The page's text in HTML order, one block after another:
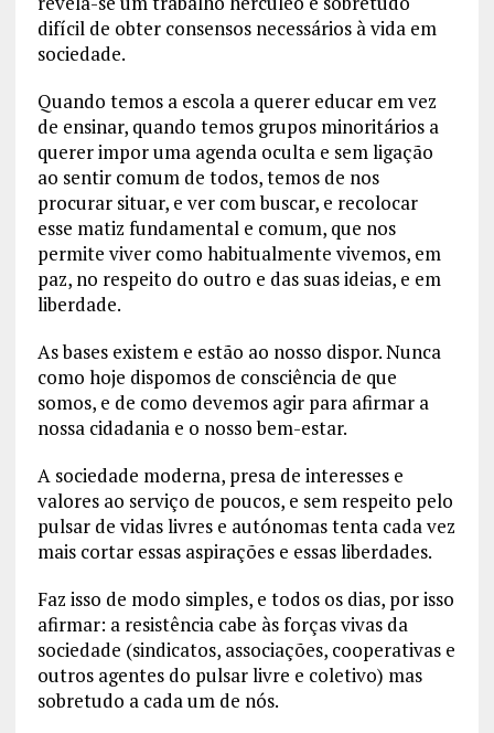
difícil de obter consensos necessários à vida em
sociedade.
Quando temos a escola a querer educar em vez
de ensinar, quando temos grupos minoritários a
querer impor uma agenda oculta e sem ligação
ao sentir comum de todos, temos de nos
procurar situar, e ver com buscar, e recolocar
esse matiz fundamental e comum, que nos
permite viver como habitualmente vivemos, em
paz, no respeito do outro e das suas ideias, e em
liberdade.
As bases existem e estão ao nosso dispor. Nunca
como hoje dispomos de consciência de que
somos, e de como devemos agir para afirmar a
nossa cidadania e o nosso bem-estar.
A sociedade moderna, presa de interesses e
valores ao serviço de poucos, e sem respeito pelo
pulsar de vidas livres e autónomas tenta cada vez
mais cortar essas aspirações e essas liberdades.
Faz isso de modo simples, e todos os dias, por isso
afirmar: a resistência cabe às forças vivas da
sociedade (sindicatos, associações, cooperativas e
outros agentes do pulsar livre e coletivo) mas
sobretudo a cada um de nós.